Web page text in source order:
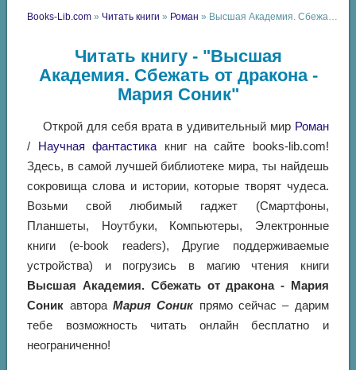
Books-Lib.com » Читать книги » Роман » Высшая Академия. Сбежать от дракона - Мария Соник
Читать книгу - "Высшая
Академия. Сбежать от дракона -
Мария Соник"
Открой для себя врата в удивительный мир Роман
/ Научная фантастика книг на сайте books-lib.com!
Здесь, в самой лучшей библиотеке мира, ты найдешь
сокровища слова и истории, которые творят чудеса.
Возьми свой любимый гаджет (Смартфоны,
Планшеты, Ноутбуки, Компьютеры, Электронные
книги (e-book readers), Другие поддерживаемые
устройства) и погрузись в магию чтения книги
Высшая Академия. Сбежать от дракона - Мария
Соник автораМария Соник прямо сейчас – дарим
тебе возможность читать онлайн бесплатно и
неограниченно!